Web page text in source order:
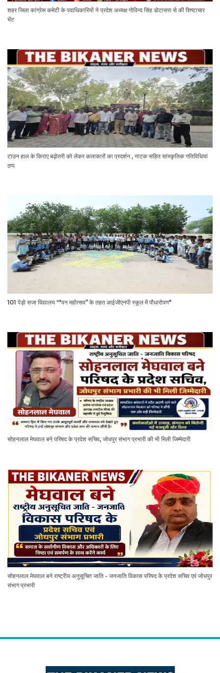
शहर जिला कांग्रेस कमेटी के पदाधिकारियों ने प्रदेश अध्यक्ष गोविन्द सिंह डोटासरा से की शिष्टाचार
भेंट
टाउन हाल के किराए बढ़ोतरी को लेकर कलाकारों का प्रदर्शन , नाटक सहित सांस्कृतिक गतिविधियां
ठप्प
101 पेड़ो सजा विद्यालय "*वन महोत्सव” के तहत आईजीएनपी स्कूल में पौधारोपण*
सोहनलाल मेघवाल बने परिषद के प्रदेश सचिव, जोधपुर संभाग प्रभारी की भी मिली जिम्मेदारी
सोहनलाल मेघवाल बने राष्ट्रीय अनुसूचित जाति - जनजाति विकास परिषद के प्रदेश सचिव एवं जोधपुर
संभाग प्रभारी